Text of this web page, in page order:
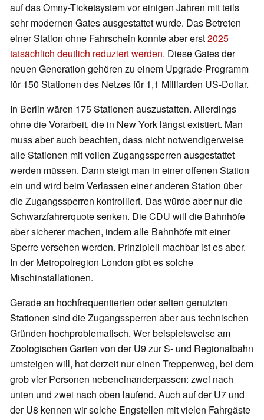
auf das Omny-Ticketsystem vor einigen Jahren mit teils
sehr modernen Gates ausgestattet wurde. Das Betreten
einer Station ohne Fahrschein konnte aber erst2025
tatsächlich deutlich reduziert werden. Diese Gates der
neuen Generation gehören zu einem Upgrade-Programm
für 150 Stationen des Netzes für 1,1 Milliarden US-Dollar.
In Berlin wären 175 Stationen auszustatten. Allerdings
ohne die Vorarbeit, die in New York längst existiert. Man
muss aber auch beachten, dass nicht notwendigerweise
alle Stationen mit vollen Zugangssperren ausgestattet
werden müssen. Dann steigt man in einer offenen Station
ein und wird beim Verlassen einer anderen Station über
die Zugangssperren kontrolliert. Das würde aber nur die
Schwarzfahrerquote senken. Die CDU will die Bahnhöfe
aber sicherer machen, indem alle Bahnhöfe mit einer
Sperre versehen werden. Prinzipiell machbar ist es aber.
In der Metropolregion London gibt es solche
Mischinstallationen.
Gerade an hochfrequentierten oder selten genutzten
Stationen sind die Zugangssperren aber aus technischen
Gründen hochproblematisch. Wer beispielsweise am
Zoologischen Garten von der U9 zur S- und Regionalbahn
umsteigen will, hat derzeit nur einen Treppenweg, bei dem
grob vier Personen nebeneinanderpassen: zwei nach
unten und zwei nach oben laufend. Auch auf der U7 und
der U8 kennen wir solche Engstellen mit vielen Fahrgäste